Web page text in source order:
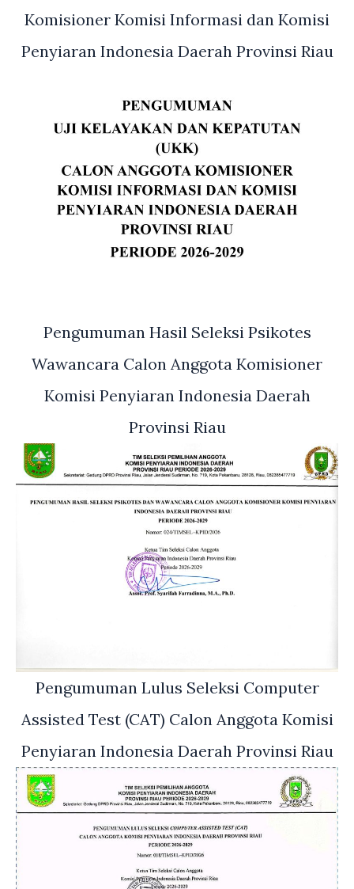
Penyusunan
Dinas
Komisioner Komisi Informasi dan Komisi
Penyiaran Indonesia Daerah Provinsi Riau
Pengumuman Hasil Seleksi Psikotes
Wawancara Calon Anggota Komisioner
Komisi Penyiaran Indonesia Daerah
Provinsi Riau
Pengumuman Lulus Seleksi Computer
Assisted Test (CAT) Calon Anggota Komisi
Penyiaran Indonesia Daerah Provinsi Riau